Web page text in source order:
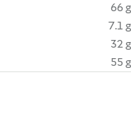
66 g
7.1 g
32 g
55 g